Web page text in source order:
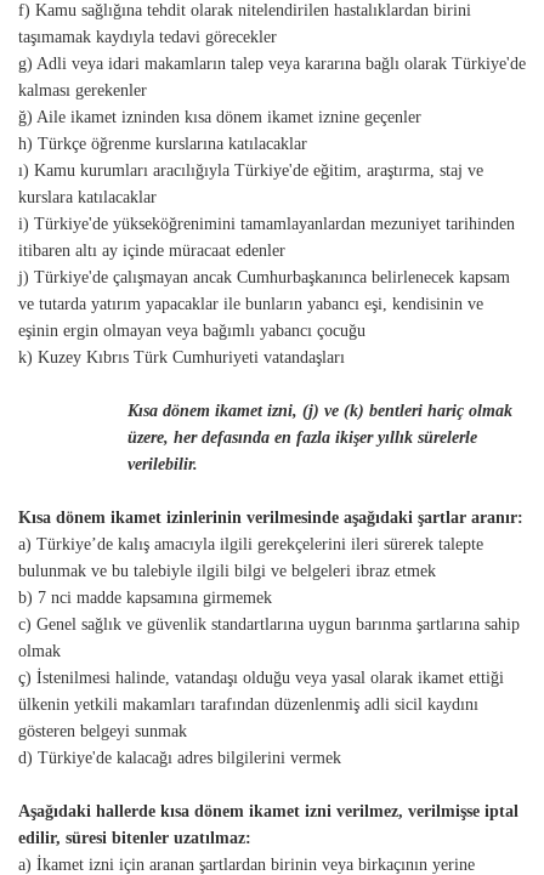
f) Kamu sağlığına tehdit olarak nitelendirilen hastalıklardan birini
taşımamak kaydıyla tedavi görecekler
g) Adli veya idari makamların talep veya kararına bağlı olarak Türkiye'de
kalması gerekenler
ğ) Aile ikamet izninden kısa dönem ikamet iznine geçenler
h) Türkçe öğrenme kurslarına katılacaklar
ı) Kamu kurumları aracılığıyla Türkiye'de eğitim, araştırma, staj ve
kurslara katılacaklar
i) Türkiye'de yükseköğrenimini tamamlayanlardan mezuniyet tarihinden
itibaren altı ay içinde müracaat edenler
j) Türkiye'de çalışmayan ancak Cumhurbaşkanınca belirlenecek kapsam
ve tutarda yatırım yapacaklar ile bunların yabancı eşi, kendisinin ve
eşinin ergin olmayan veya bağımlı yabancı çocuğu
k) Kuzey Kıbrıs Türk Cumhuriyeti vatandaşları
Kısa dönem ikamet izni, (j) ve (k) bentleri hariç olmak
üzere, her defasında en fazla ikişer yıllık sürelerle
verilebilir.
Kısa dönem ikamet izinlerinin verilmesinde aşağıdaki şartlar aranır:
a) Türkiye’de kalış amacıyla ilgili gerekçelerini ileri sürerek talepte
bulunmak ve bu talebiyle ilgili bilgi ve belgeleri ibraz etmek
b) 7 nci madde kapsamına girmemek
c) Genel sağlık ve güvenlik standartlarına uygun barınma şartlarına sahip
olmak
ç) İstenilmesi halinde, vatandaşı olduğu veya yasal olarak ikamet ettiği
ülkenin yetkili makamları tarafından düzenlenmiş adli sicil kaydını
gösteren belgeyi sunmak
d) Türkiye'de kalacağı adres bilgilerini vermek
Aşağıdaki hallerde kısa dönem ikamet izni verilmez, verilmişse iptal
edilir, süresi bitenler uzatılmaz:
a) İkamet izni için aranan şartlardan birinin veya birkaçının yerine